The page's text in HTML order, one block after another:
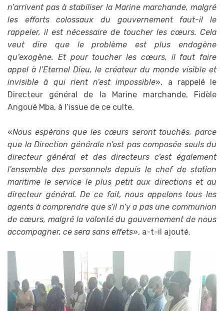
n’arrivent pas à stabiliser la Marine marchande, malgré
les efforts colossaux du gouvernement faut-il le
rappeler, il est nécessaire de toucher les cœurs. Cela
veut dire que le problème est plus endogène
qu’exogène. Et pour toucher les cœurs, il faut faire
appel à l’Eternel Dieu, le créateur du monde visible et
invisible à qui rient n’est impossible», a rappelé le
Directeur général de la Marine marchande, Fidèle
Angoué Mba, à l’issue de ce culte.
«Nous espérons que les cœurs seront touchés, parce
que la Direction générale n’est pas composée seuls du
directeur général et des directeurs c’est également
l’ensemble des personnels depuis le chef de station
maritime le service le plus petit aux directions et au
directeur général. De ce fait, nous appelons tous les
agents à comprendre que s’il n’y a pas une communion
de cœurs, malgré la volonté du gouvernement de nous
accompagner, ce sera sans effets», a-t-il ajouté.